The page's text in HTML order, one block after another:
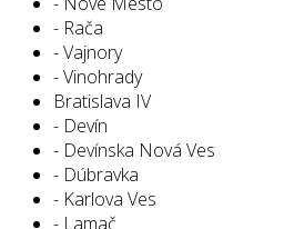
- Rača
- Vajnory
- Vinohrady
Bratislava IV
- Devín
- Devínska Nová Ves
- Dúbravka
- Karlova Ves
- Lamač